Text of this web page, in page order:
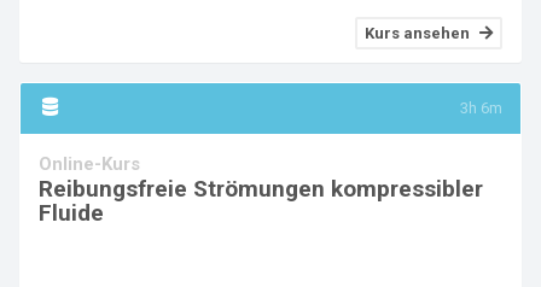
Kurs ansehen
3h 6m
Online-Kurs
Reibungsfreie Strömungen kompressibler
Fluide